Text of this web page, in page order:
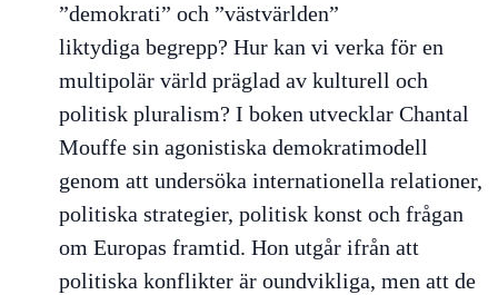
”demokrati” och ”västvärlden”
liktydiga begrepp? Hur kan vi verka för en
multipolär värld präglad av kulturell och
politisk pluralism? I boken utvecklar Chantal
Mouffe sin agonistiska demokratimodell
genom att undersöka internationella relationer,
politiska strategier, politisk konst och frågan
om Europas framtid. Hon utgår ifrån att
politiska konflikter är oundvikliga, men att de